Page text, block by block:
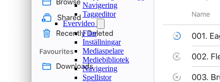
Navigering
Taggeditor
Evervideo
Filer
Inställningar
Mediaspelare
Mediebibliotek
Navigering
Spellistor